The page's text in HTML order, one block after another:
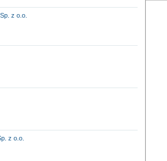
z o.o.
z o.o.